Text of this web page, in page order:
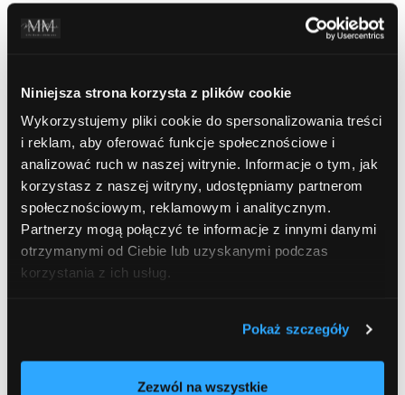
Niniejsza strona korzysta z plików cookie
Wykorzystujemy pliki cookie do spersonalizowania treści
i reklam, aby oferować funkcje społecznościowe i
analizować ruch w naszej witrynie. Informacje o tym, jak
korzystasz z naszej witryny, udostępniamy partnerom
społecznościowym, reklamowym i analitycznym.
Partnerzy mogą połączyć te informacje z innymi danymi
otrzymanymi od Ciebie lub uzyskanymi podczas
korzystania z ich usług.
Pokaż szczegóły
Zezwól na wszystkie
Skorzystałam z usług kancelarii i jestem bardzo
zadowolona, kontakt i obsługa na wysokim poziomie.
Sprawa dotyczyła odzyskania należności – windykacja
Sprawa zakończona sukcesem, za co dziękuję. Szczerze
Julia Cieloń
Sprawa oczywiście wygrana, z pod patronatu Pan
Mateusza. Współpraca z Mecenasem była czysta